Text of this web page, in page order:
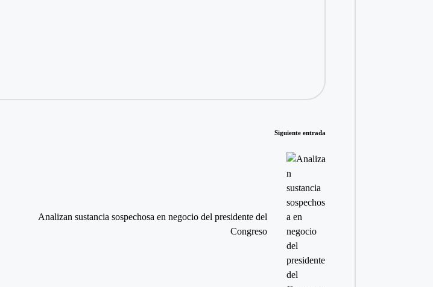
Siguiente entrada
Analizan sustancia sospechosa en negocio del presidente del
Congreso